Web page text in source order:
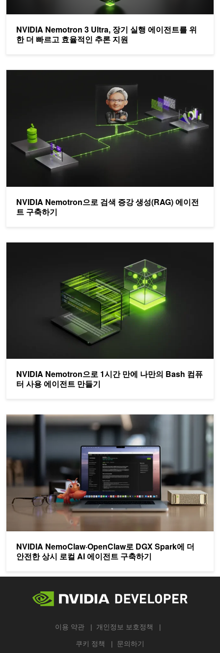
NVIDIA Nemotron 3 Ultra, 장기 실행 에이전트를 위
한 더 빠르고 효율적인 추론 지원
NVIDIA Nemotron으로 검색 증강 생성(RAG) 에이전
트 구축하기
NVIDIA Nemotron으로 1시간 만에 나만의 Bash 컴퓨
터 사용 에이전트 만들기
NVIDIA Nemotron으로 1시간 만에 나만의 Bash 컴퓨터 사용 에이
NVIDIA NemoClaw·OpenClaw로 DGX Spark에 더
안전한 상시 로컬 AI 에이전트 구축하기
NVIDIA NemoClaw·OpenClaw로 DGX Spark에 더 안전한 상시
이용 약관 개인정보 보호정책
쿠키 정책 문의하기